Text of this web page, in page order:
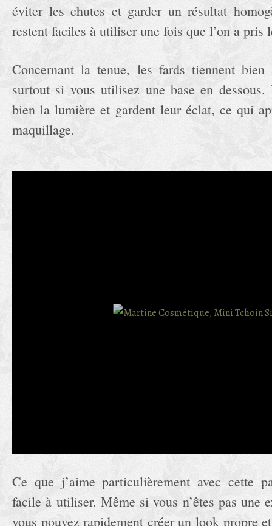
éviter les chutes et garder un résultat
restent faciles à utiliser une fois que l’on a pris
Concernant la tenue, les fards tiennent
surtout si vous utilisez une base en dessous.
bien la lumière et gardent leur éclat, ce qui
maquillage.
Ce que j’aime particulièrement avec cette
facile à utiliser. Même si vous n’êtes pas une
vous pouvez rapidement créer un look propre